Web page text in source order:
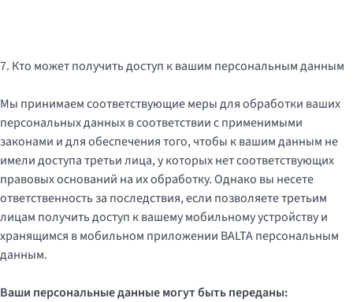
7. Кто может получить доступ к вашим персональным данным
Мы принимаем соответствующие меры для обработки ваших
персональных данных в соответствии с применимыми
законами и для обеспечения того, чтобы к вашим данным не
имели доступа третьи лица, у которых нет соответствующих
правовых оснований на их обработку. Однако вы несете
ответственность за последствия, если позволяете третьим
лицам получить доступ к вашему мобильному устройству и
хранящимся в мобильном приложении BALTA персональным
данным.
Ваши персональные данные могут быть переданы: